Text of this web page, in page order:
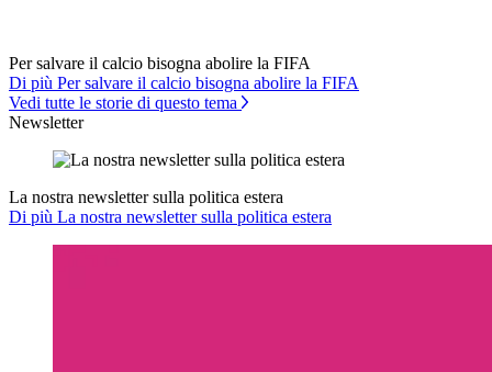
Per salvare il calcio bisogna abolire la FIFA
Di più Per salvare il calcio bisogna abolire la FIFA
Vedi tutte le storie di questo tema
Newsletter
La nostra newsletter sulla politica estera
Di più La nostra newsletter sulla politica estera